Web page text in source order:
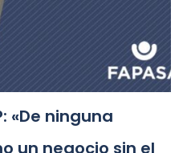
«De ninguna
un negocio sin el